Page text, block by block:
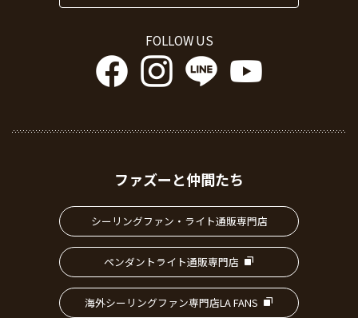
FOLLOW US
ファズーと仲間たち
シーリングファン・ライト通販専門店
ペンダントライト通販専門店
海外シーリングファン専門店LA FANS